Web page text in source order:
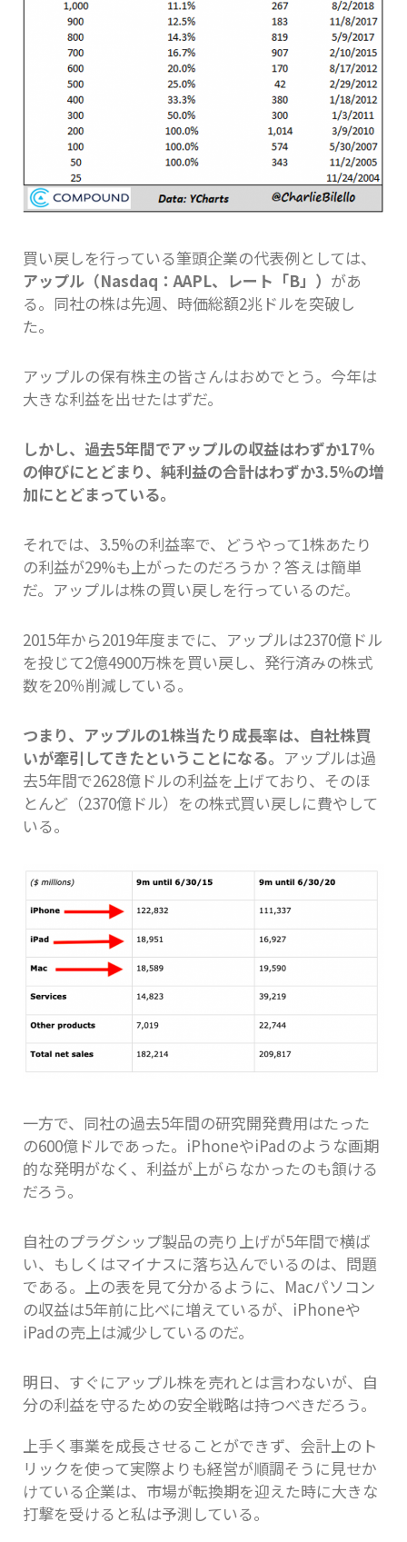
買い戻しを行っている筆頭企業の代表例としては、
アップル（Nasdaq：AAPL、レート「B」） があ
る。同社の株は先週、時価総額2兆ドルを突破し
た。
アップルの保有株主の皆さんはおめでとう。今年は
大きな利益を出せたはずだ。
しかし、過去5年間でアップルの収益はわずか17％
の伸びにとどまり、純利益の合計はわずか3.5％の増
加にとどまっている。
それでは、3.5%の利益率で、どうやって1株あたり
の利益が29%も上がったのだろうか？答えは簡単
だ。アップルは株の買い戻しを行っているのだ。
2015年から2019年度までに、アップルは2370億ドル
を投じて2億4900万株を買い戻し、発行済みの株式
数を20％削減している。
つまり、アップルの1株当たり成長率は、自社株買
いが牽引してきたということになる。 アップルは過
去5年間で2628億ドルの利益を上げており、そのほ
とんど（2370億ドル）をの株式買い戻しに費やして
いる。
一方で、同社の過去5年間の研究開発費用はたった
の600億ドルであった。iPhoneやiPadのような画期
的な発明がなく、利益が上がらなかったのも頷ける
だろう。
自社のプラグシップ製品の売り上げが5年間で横ば
い、もしくはマイナスに落ち込んでいるのは、問題
である。上の表を見て分かるように、Macパソコン
の収益は5年前に比べに増えているが、iPhoneや
iPadの売上は減少しているのだ。
明日、すぐにアップル株を売れとは言わないが、自
分の利益を守るための安全戦略は持つべきだろう。
上手く事業を成長させることができず、会計上のト
リックを使って実際よりも経営が順調そうに見せか
けている企業は、市場が転換期を迎えた時に大きな
打撃を受けると私は予測している。